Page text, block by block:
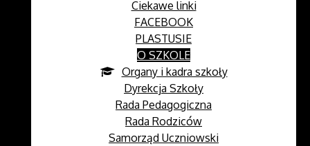
Ciekawe linki
FACEBOOK
PLASTUSIE
O SZKOLE
Organy i kadra szkoły
Dyrekcja Szkoły
Rada Pedagogiczna
Rada Rodziców
Samorząd Uczniowski